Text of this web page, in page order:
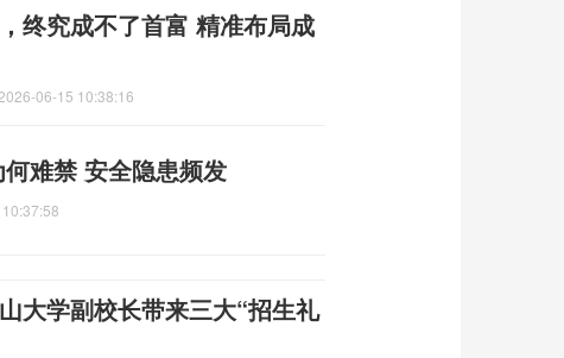
终究成不了首富 精准布局成
2026-06-15 10:38:16
难禁 安全隐患频发
大学副校长带来三大“招生礼